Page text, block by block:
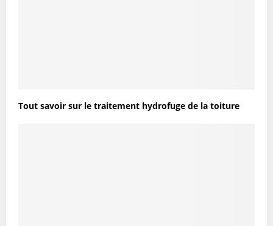
Tout savoir sur le traitement hydrofuge de la toiture